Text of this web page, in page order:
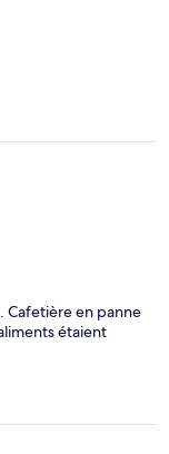
Cafetière en panne
étaient